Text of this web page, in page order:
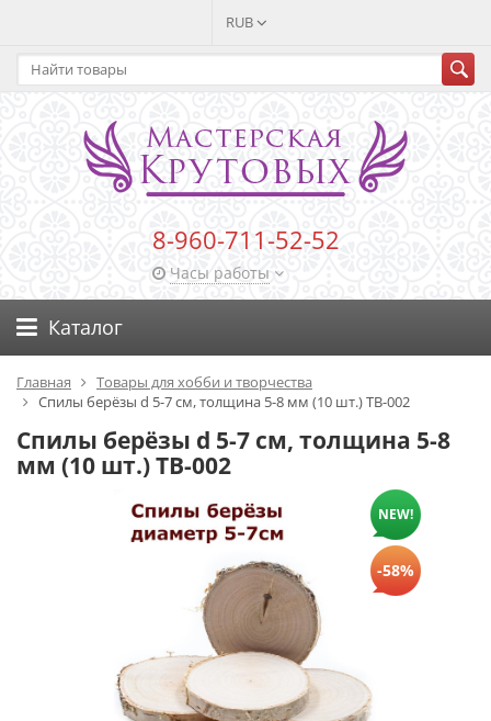
RUB
8-960-711-52-52
Часы работы
Каталог
Главная
Товары для хобби и творчества
Спилы берёзы d 5-7 см, толщина 5-8 мм (10 шт.) ТВ-002
Спилы берёзы d 5-7 см, толщина 5-8
мм (10 шт.) ТВ-002
NEW!
-58%